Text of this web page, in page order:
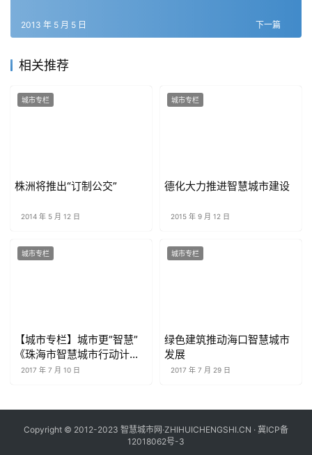
下一篇
2013 年 5 月 5 日
相关推荐
城市专栏
株洲将推出“订制公交”
2014 年 5 月 12 日
城市专栏
德化大力推进智慧城市建设
2015 年 9 月 12 日
城市专栏
【城市专栏】城市更”智慧”
《珠海市智慧城市行动计
划》审议通过
2017 年 7 月 10 日
城市专栏
绿色建筑推动海口智慧城市
发展
2017 年 7 月 29 日
Copyright © 2012-2023 智慧城市网·ZHIHUICHENGSHI.CN · 冀ICP备
12018062号-3